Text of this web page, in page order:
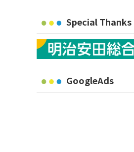
Special Thanks
GoogleAds